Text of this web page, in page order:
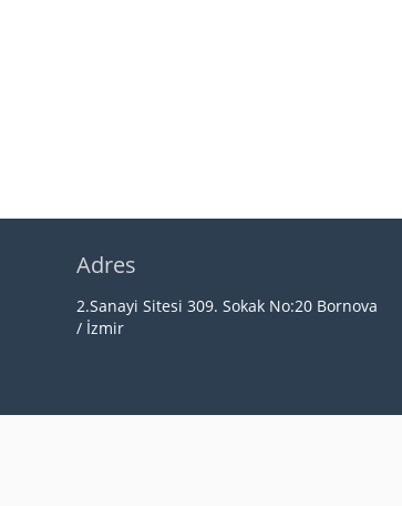
Adres
2.Sanayi Sitesi 309. Sokak No:20 Bornova
/ İzmir